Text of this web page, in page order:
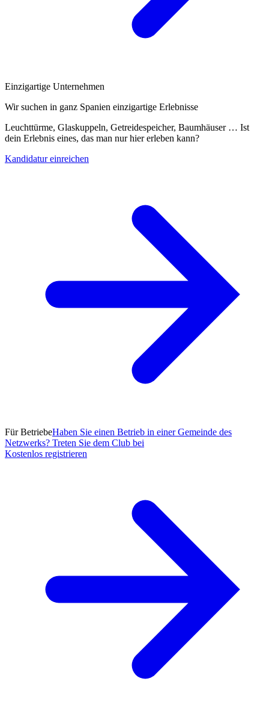
Einzigartige Unternehmen
Wir suchen in ganz Spanien einzigartige Erlebnisse
Leuchttürme, Glaskuppeln, Getreidespeicher, Baumhäuser … Ist
dein Erlebnis eines, das man nur hier erleben kann?
Kandidatur einreichen
Für BetriebeHaben Sie einen Betrieb in einer Gemeinde des
Netzwerks? Treten Sie dem Club bei
Kostenlos registrieren